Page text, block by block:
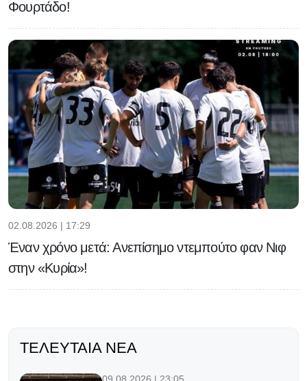
Φουρτάδο!
02.08.2026 | 17:29
Έναν χρόνο μετά: Ανεπίσημο ντεμπούτο φαν Νιφ
στην «Κυρία»!
ΤΕΛΕΥΤΑΊΑ ΝΈΑ